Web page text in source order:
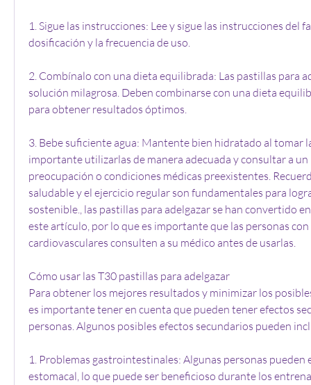
1. Sigue las instrucciones: Lee y sigue las instrucciones del
dosificación y la frecuencia de uso.
2. Combínalo con una dieta equilibrada: Las pastillas para
solución milagrosa. Deben combinarse con una dieta
para obtener resultados óptimos.
3. Bebe suficiente agua: Mantente bien hidratado al tomar
importante utilizarlas de manera adecuada y consultar a
preocupación o condiciones médicas preexistentes.
saludable y el ejercicio regular son fundamentales para
sostenible., las pastillas para adelgazar se han convertido
este artículo, por lo que es importante que las personas
cardiovasculares consulten a su médico antes de usarlas.
Cómo usar las T30 pastillas para adelgazar
Para obtener los mejores resultados y minimizar los
es importante tener en cuenta que pueden tener efectos
personas. Algunos posibles efectos secundarios pueden
1. Problemas gastrointestinales: Algunas personas
estomacal, lo que puede ser beneficioso durante los